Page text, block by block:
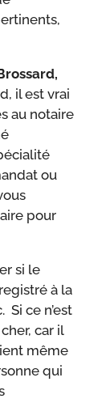
il est vrai
au notaire
ou
pour
si le
à la
ce n’est
car il
même
qui